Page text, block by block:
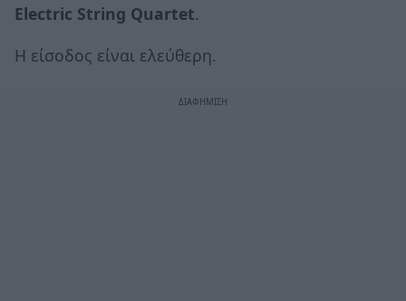
Electric String Quartet.
Η είσοδος είναι ελεύθερη.